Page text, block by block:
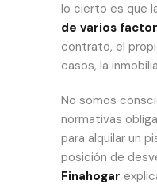
lo cierto es que
de varios
contrato, el
casos, la
No somos
normativas
para alquilar un
posición de
Finahogar